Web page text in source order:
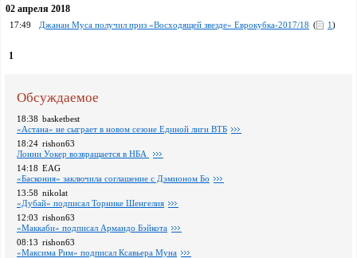
02 апреля 2018
17:49 Джанан Муса получил приз «Восходящей звезде» Еврокубка-2017/18 ( 1)
1
Обсуждаемое
18:38 basketbest
«Астана» не сыграет в новом сезоне Единой лиги ВТБ
18:24 rishon63
Лонни Уокер возвращается в НБА
14:18 EAG
«Баскония» заключила соглашение с Дэмионом Бо
13:58 nikolat
«Дубай» подписал Торнике Шенгелия
12:03 rishon63
«Маккаби» подписал Армандо Бэйкота
08:13 rishon63
«Максима Рим» подписал Ксавьера Муна